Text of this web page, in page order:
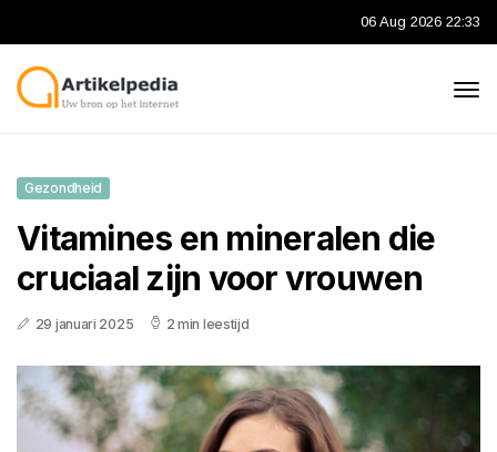
06 Aug 2026 22:33
Gezondheid
Vitamines en mineralen die
cruciaal zijn voor vrouwen
29 januari 2025 2 min leestijd